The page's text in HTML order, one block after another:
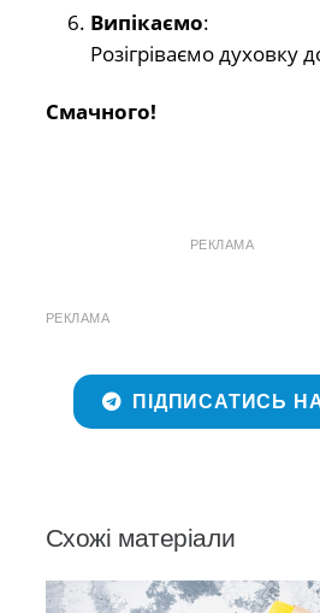
Випікаємо:
Розігріваємо духовку
Смачного!
РЕКЛАМА
РЕКЛАМА
ПІДПИСАТИСЬ
Схожі матеріали